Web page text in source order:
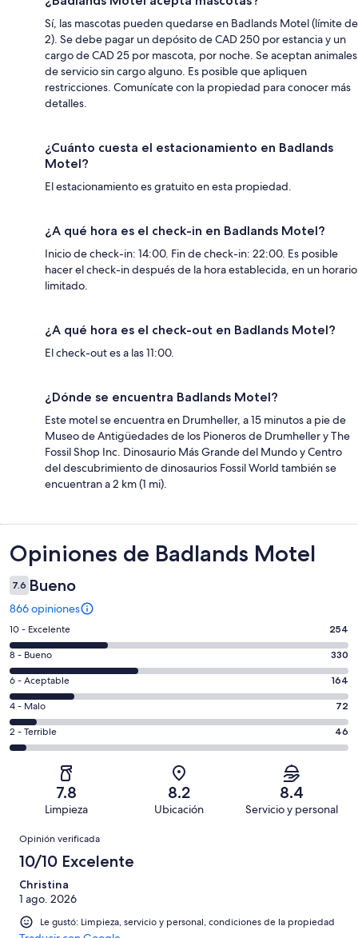
Sí, las mascotas pueden quedarse en Badlands Motel (límite de
2). Se debe pagar un depósito de CAD 250 por estancia y un
cargo de CAD 25 por mascota, por noche. Se aceptan animales
de servicio sin cargo alguno. Es posible que apliquen
restricciones. Comunícate con la propiedad para conocer más
detalles.
¿Cuánto cuesta el estacionamiento en Badlands
Motel?
El estacionamiento es gratuito en esta propiedad.
¿A qué hora es el check-in en Badlands Motel?
Inicio de check-in: 14:00. Fin de check-in: 22:00. Es posible
hacer el check-in después de la hora establecida, en un horario
limitado.
¿A qué hora es el check-out en Badlands Motel?
El check-out es a las 11:00.
¿Dónde se encuentra Badlands Motel?
Este motel se encuentra en Drumheller, a 15 minutos a pie de
Museo de Antigüedades de los Pioneros de Drumheller y The
Fossil Shop Inc. Dinosaurio Más Grande del Mundo y Centro
del descubrimiento de dinosaurios Fossil World también se
encuentran a 2 km (1 mi).
Opiniones
Opiniones de Badlands Motel
7.6 Bueno
866 opiniones
Puntuación
de
10,
es
decir,
Excelente.
Basada
en
opiniones
10 - Excelente 254
Puntuación
de
8,
es
decir,
Bueno.
opiniones
8 - Bueno 330
Puntuación
de
6,
es
decir,
Aceptable.
de
866
opiniones
6 - Aceptable 164
Puntuación
de
4,
Basada
72
de
opiniones
4 - Malo 72
Puntuación
de
Terrible.
Basada
46
de
866
opiniones
2 - Terrible 46
7.8
Limpieza
8.2
Ubicación
8.4
Servicio y personal
Opiniones
Opinión verificada
10/10 Excelente
Christina
1 ago. 2026
Le gustó: Limpieza, servicio y personal, condiciones de la propiedad